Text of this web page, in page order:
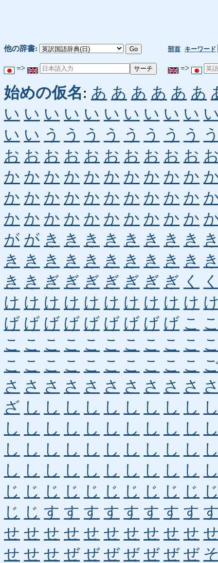
他の辞書: 部首 キーワード
=> =>
始めの仮名: あ あ あ あ あ あ
い い い い い い い い い い
い い う う う う う う う う
お お お お お お お お お お
か か か か か か か か か か
か か か か か か か か か か
か か か か か か か か か か
が が き き き き き き き き
き き き き き き き き き き
き き ぎ ぎ ぎ ぎ ぎ ぎ ぎ く
け け け け け け け け け け
げ げ げ げ げ げ げ げ げ こ
こ こ こ こ こ こ こ こ こ こ
こ こ こ こ こ こ こ こ こ こ
さ さ さ さ さ さ さ さ さ さ
ざ し し し し し し し し し
し し し し し し し し し し
し し し し し し し し し し
し し し し し し し し し し
じ じ じ じ じ じ じ じ じ じ
じ じ す す す す す す す す
せ せ せ せ せ せ せ せ せ せ
せ せ せ ぜ ぜ ぜ ぜ ぜ ぜ ぜ